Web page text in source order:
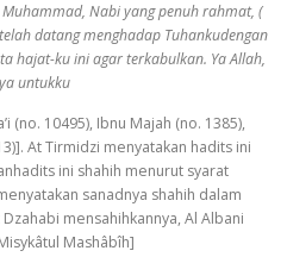
Nabi yang penuh rahmat, (
datang menghadap Tuhankudengan
hajat-ku ini agar terkabulkan. Ya Allah,
untukku
(no. 10495), Ibnu Majah (no. 1385),
At Tirmidzi menyatakan hadits ini
ini shahih menurut syarat
sanadnya shahih dalam
mensahihkannya, Al Albani
Mashâbîh]